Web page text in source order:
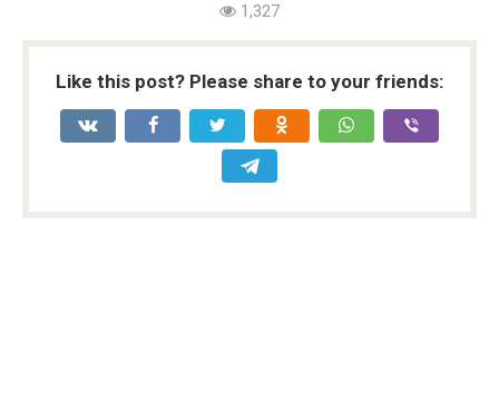
1,327
Like this post? Please share to your friends: